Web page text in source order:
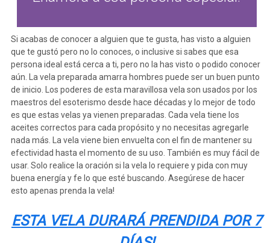
Si acabas de conocer a alguien que te gusta, has visto a alguien
que te gustó pero no lo conoces, o inclusive si sabes que esa
persona ideal está cerca a ti, pero no la has visto o podido conocer
aún. La vela preparada amarra hombres puede ser un buen punto
de inicio. Los poderes de esta maravillosa vela son usados por los
maestros del esoterismo desde hace décadas y lo mejor de todo
es que estas velas ya vienen preparadas. Cada vela tiene los
aceites correctos para cada propósito y no necesitas agregarle
nada más. La vela viene bien envuelta con el fin de mantener su
efectividad hasta el momento de su uso. También es muy fácil de
usar. Solo realice la oración si la vela lo requiere y pida con muy
buena energía y fe lo que esté buscando. Asegúrese de hacer
esto apenas prenda la vela!
ESTA VELA DURARÁ PRENDIDA POR 7